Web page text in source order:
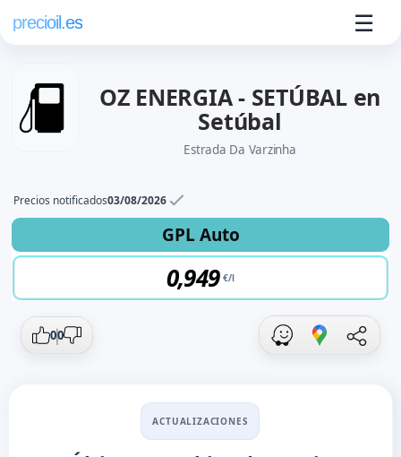
precioil.es ☰
OZ ENERGIA - SETÚBAL en
Setúbal
Estrada Da Varzinha
Precios notificados03/08/2026
Precios actuales de combustibles en
Consulta los precios actuales de la gasolinera OZ
GPL Auto
0,949
00
ACTUALIZACIONES